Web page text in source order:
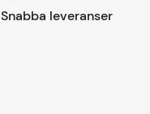
Snabba leveranser